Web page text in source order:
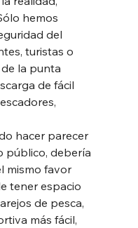
hemos
del
turistas o
la punta
de fácil
hacer parecer
público, debería
mismo favor
tener espacio
de pesca,
más fácil,